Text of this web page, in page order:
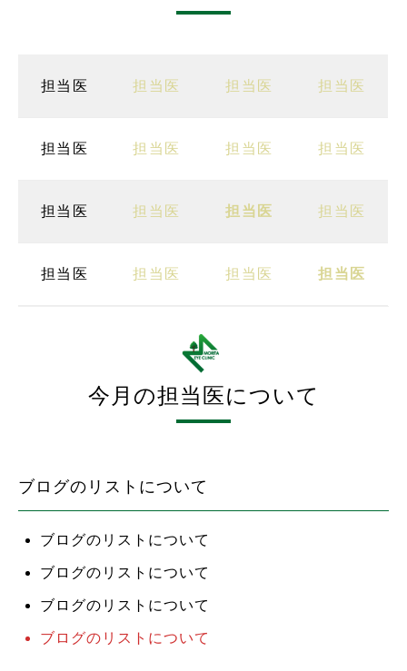
担当医 担当医 担当医 担当医
担当医 担当医 担当医 担当医
担当医 担当医 担当医 担当医
担当医 担当医 担当医 担当医
今月の担当医について
ブログのリストについて
ブログのリストについて
ブログのリストについて
ブログのリストについて
ブログのリストについて